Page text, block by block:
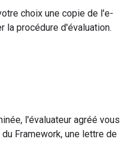
choix une copie de l'e-
la procédure d'évaluation.
l'évaluateur agréé vous
Framework, une lettre de